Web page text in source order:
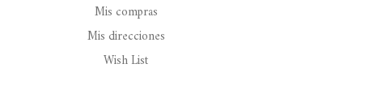
Mis compras
Mis direcciones
Wish List